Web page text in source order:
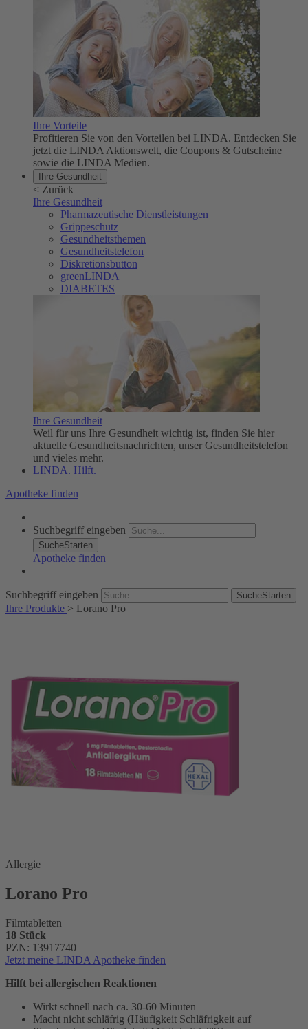
Ihre Vorteile
Profitieren Sie von den Vorteilen bei LINDA. Entdecken Sie
jetzt die LINDA Aktionswelt, die Coupons & Gutscheine
sowie die LINDA Medien.
Ihre Gesundheit
< Zurück
Ihre Gesundheit
Pharmazeutische Dienstleistungen
Grippeschutz
Gesundheitsthemen
Gesundheitstelefon
Diskretionsbutton
greenLINDA
DIABETES
Ihre Gesundheit
Weil für uns Ihre Gesundheit wichtig ist, finden Sie hier
aktuelle Gesundheitsnachrichten, unser Gesundheitstelefon
und vieles mehr.
LINDA. Hilft.
Apotheke finden
Suchbegriff eingeben
SucheStarten
Apotheke finden
Suchbegriff eingeben SucheStarten
Ihre Produkte > Lorano Pro
Allergie
Lorano Pro
Filmtabletten
18 Stück
PZN: 13917740
Jetzt meine LINDA Apotheke finden
Hilft bei allergischen Reaktionen
Wirkt schnell nach ca. 30-60 Minuten
Macht nicht schläfrig (Häufigkeit Schläfrigkeit auf